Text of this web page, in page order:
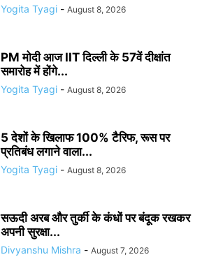
Yogita Tyagi - August 8, 2026
PM मोदी आज IIT दिल्ली के 57वें दीक्षांत
समारोह में होंगे...
Yogita Tyagi - August 8, 2026
5 देशों के खिलाफ 100% टैरिफ, रूस पर
प्रतिबंध लगाने वाला...
Yogita Tyagi - August 8, 2026
सऊदी अरब और तुर्की के कंधों पर बंदूक रखकर
अपनी सुरक्षा...
Divyanshu Mishra - August 7, 2026